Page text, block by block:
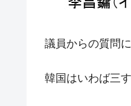
議員からの質問
韓国はいわば三